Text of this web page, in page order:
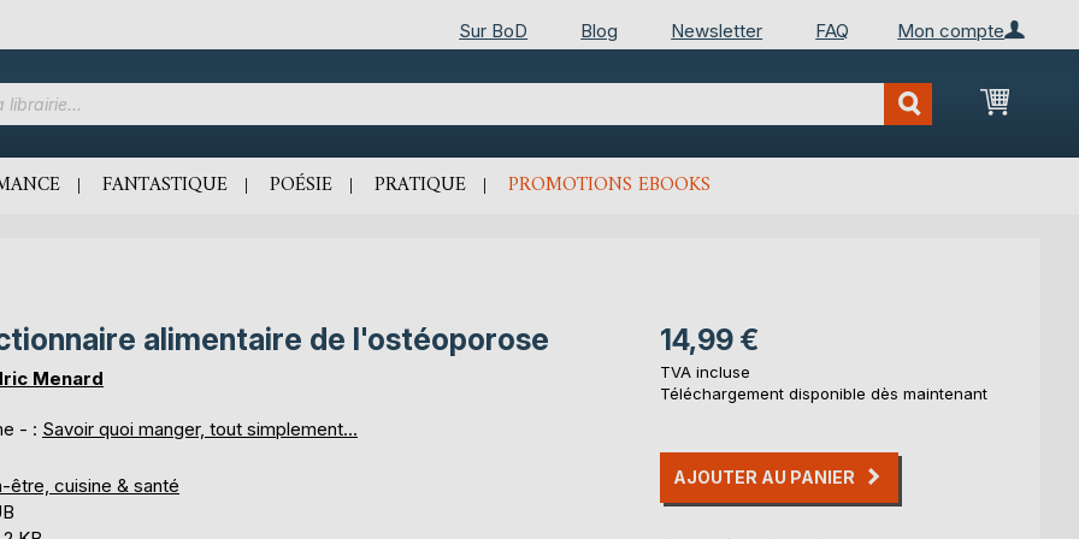
Mon compte
Sur BoD Blog Newsletter FAQ
Mon
FANTASTIQUE POÉSIE PRATIQUE PROMOTIONS EBOOKS
alimentaire de l'ostéoporose
Menard
- : Savoir quoi manger, tout simplement...
être, cuisine & santé
14,99 €
TVA incluse
Téléchargement disponible dès maintenant
AJOUTER AU PANIER